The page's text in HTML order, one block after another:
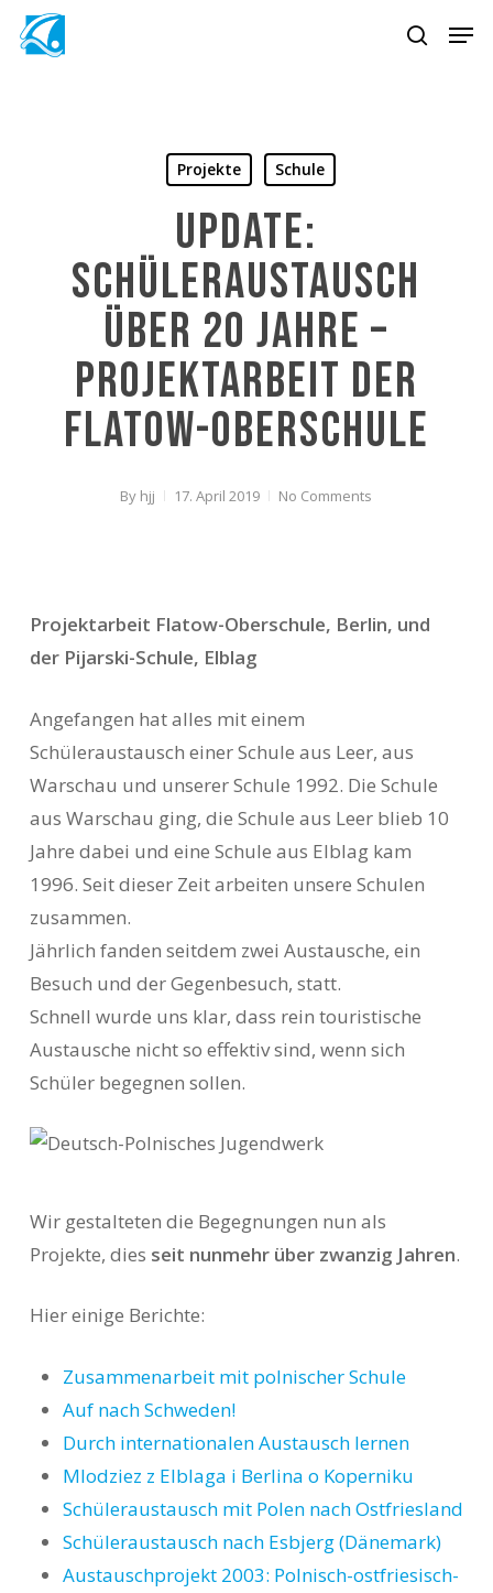
Skip
search
Projekte Schule
UPDATE:
Schüleraustausch
über 20 Jahre –
Projektarbeit der
Flatow-Oberschule
By hjj 17. April 2019 No Comments
Projektarbeit Flatow-Oberschule, Berlin, und
der Pijarski-Schule, Elblag
Angefangen hat alles mit einem
Schüleraustausch einer Schule aus Leer, aus
Warschau und unserer Schule 1992. Die Schule
aus Warschau ging, die Schule aus Leer blieb 10
Jahre dabei und eine Schule aus Elblag kam
1996. Seit dieser Zeit arbeiten unsere Schulen
zusammen.
Jährlich fanden seitdem zwei Austausche, ein
Besuch und der Gegenbesuch, statt.
Schnell wurde uns klar, dass rein touristische
Austausche nicht so effektiv sind, wenn sich
Schüler begegnen sollen.
Wir gestalteten die Begegnungen nun als
Projekte, dies seit nunmehr über zwanzig Jahren.
Hier einige Berichte:
Zusammenarbeit mit polnischer Schule
Auf nach Schweden!
Durch internationalen Austausch lernen
Mlodziez z Elblaga i Berlina o Koperniku
Schüleraustausch mit Polen nach Ostfriesland
Schüleraustausch nach Esbjerg (Dänemark)
Austauschprojekt 2003: Polnisch-ostfriesisch-